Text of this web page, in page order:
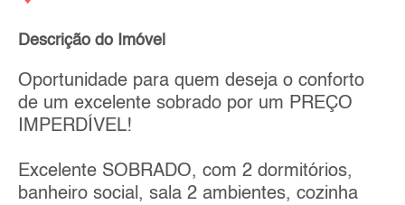
Descrição do Imóvel
Oportunidade para quem deseja o conforto
de um excelente sobrado por um PREÇO
IMPERDÍVEL!
Excelente SOBRADO, com 2 dormitórios,
banheiro social, sala 2 ambientes, cozinha